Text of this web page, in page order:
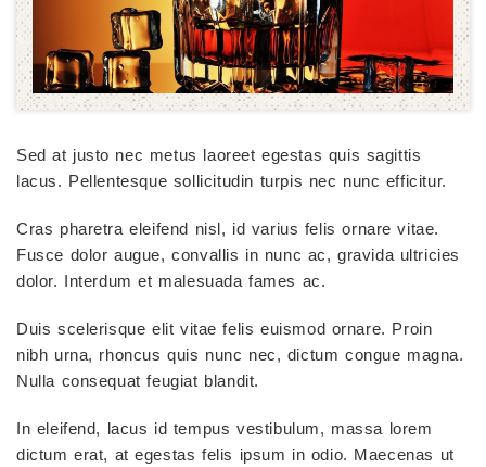
Sed at justo nec metus laoreet egestas quis sagittis
lacus. Pellentesque sollicitudin turpis nec nunc efficitur.
Cras pharetra eleifend nisl, id varius felis ornare vitae.
Fusce dolor augue, convallis in nunc ac, gravida ultricies
dolor. Interdum et malesuada fames ac.
Duis scelerisque elit vitae felis euismod ornare. Proin
nibh urna, rhoncus quis nunc nec, dictum congue magna.
Nulla consequat feugiat blandit.
In eleifend, lacus id tempus vestibulum, massa lorem
dictum erat, at egestas felis ipsum in odio. Maecenas ut